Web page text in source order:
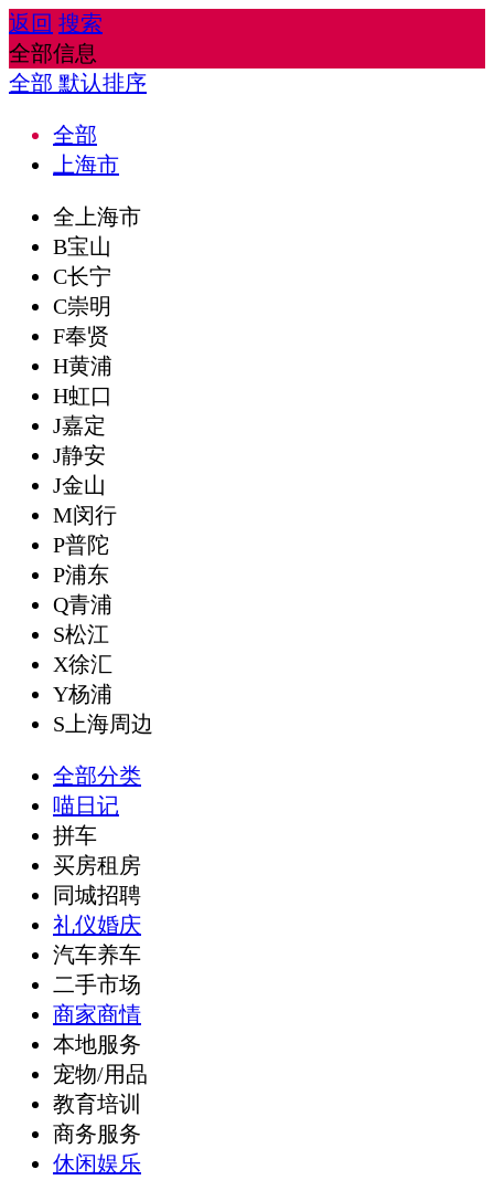
返回 搜索
全部信息
全部 默认排序
全部
上海市
全上海市
B宝山
C长宁
C崇明
F奉贤
H黄浦
H虹口
J嘉定
J静安
J金山
M闵行
P普陀
P浦东
Q青浦
S松江
X徐汇
Y杨浦
S上海周边
全部分类
喵日记
拼车
买房租房
同城招聘
礼仪婚庆
汽车养车
二手市场
商家商情
本地服务
宠物/用品
教育培训
商务服务
休闲娱乐